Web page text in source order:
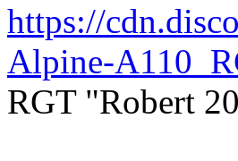
https://
Alpine-
RGT "Robert